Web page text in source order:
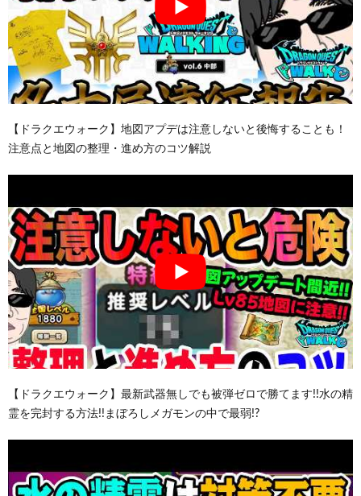
【ドラクエウォーク】地図アプデは注意しないと後悔することも！
注意点と地図の整理・進め方のコツ解説
【ドラクエウォーク】最新武器無しでも被弾ゼロで勝てます!!水の精
霊を完封する方法!!まぼろしメガモンの中で最弱!?